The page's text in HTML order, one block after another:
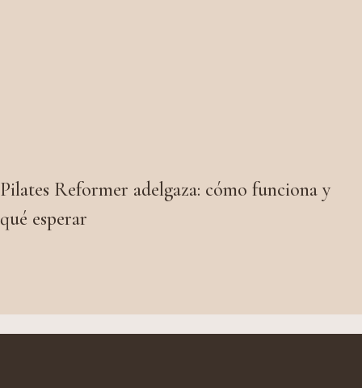
Pilates Reformer adelgaza: cómo funciona y
qué esperar